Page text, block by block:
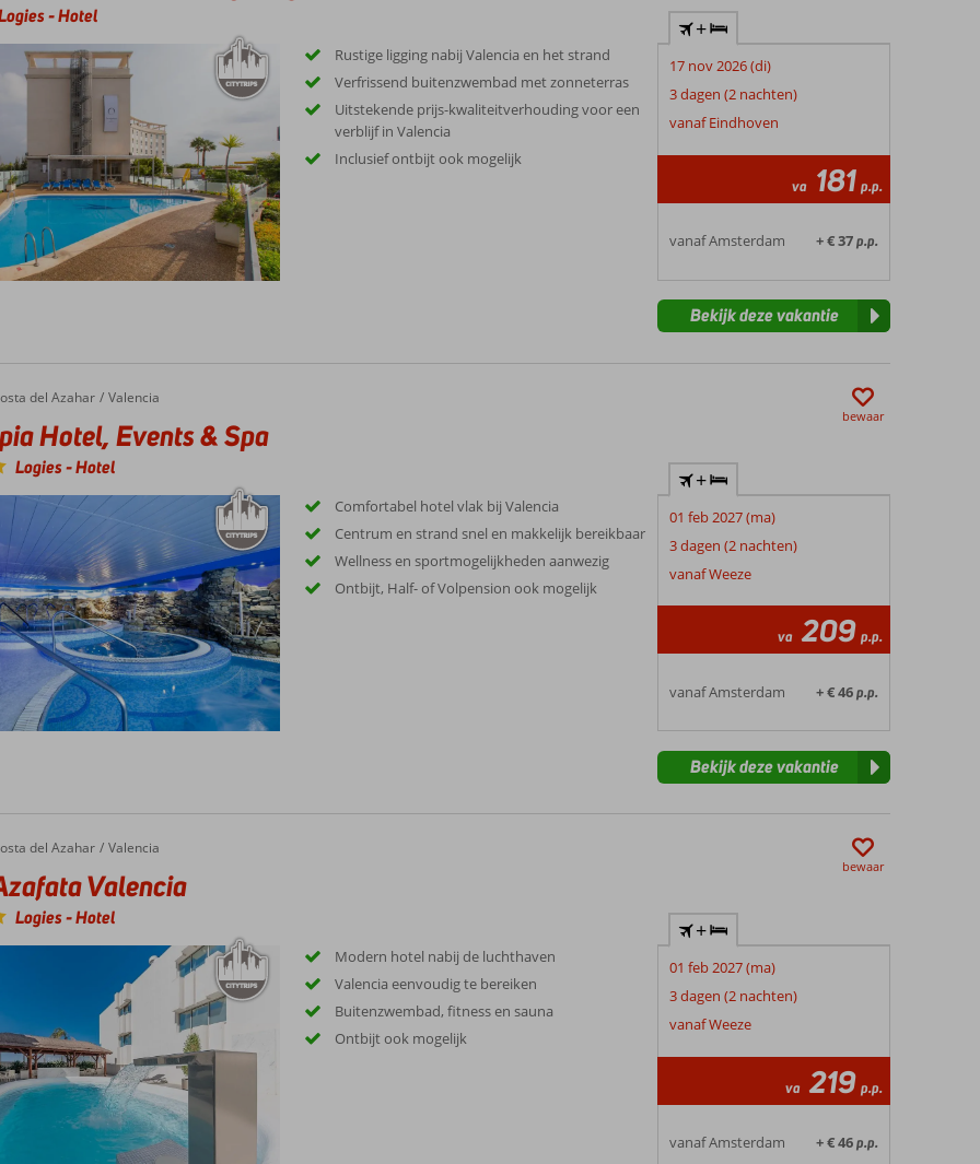
-Hotel
Rustige ligging nabij Valencia en het strand
Verfrissend buitenzwembad met zonneterras
Uitstekende prijs-kwaliteitverhouding voor een
verblijf in Valencia
Inclusief ontbijt ook mogelijk
+
17 nov 2026 (di)
3 dagen (2 nachten)
vanaf Eindhoven
va 181 p.p.
vanaf Amsterdam + € 37p.p.
Bekijk deze vakantie
del Azahar Valencia
Events & Spa
Hotel, Events & Spa
Logies-Hotel
bewaar
Comfortabel hotel vlak bij Valencia
Centrum en strand snel en makkelijk bereikbaar
Wellness en sportmogelijkheden aanwezig
Ontbijt, Half- of Volpension ook mogelijk
+
01 feb 2027 (ma)
3 dagen (2 nachten)
vanaf Weeze
va 209 p.p.
vanaf Amsterdam + € 46p.p.
Bekijk deze vakantie
del Azahar Valencia
Valencia
Logies-Hotel
bewaar
Modern hotel nabij de luchthaven
Valencia eenvoudig te bereiken
Buitenzwembad, fitness en sauna
Ontbijt ook mogelijk
+
01 feb 2027 (ma)
3 dagen (2 nachten)
vanaf Weeze
va 219 p.p.
vanaf Amsterdam + € 46p.p.